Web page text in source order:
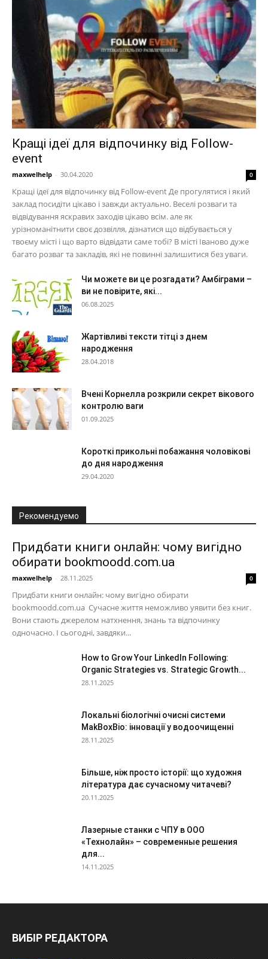
Кращі ідеї для відпочинку від Follow-
event
maxwelhelp - 30.04.2020 0
Кращі ідеї для відпочинку від Follow-event Де прогулятися і який
заклад посидіти цікаво і завжди актуально. Веселі розваги та
відвідування яскравих заходів цікаво всім. але як
урізноманітнити своє дозвілля, дізнатися що відбувається у
твоєму місті і що варто відвідати саме тобі? В місті Іваново дуже
багато розваг та закладів, які не повинні залишитися без уваги.
Чи можете ви це розгадати? Амбіграми –
ви не повірите, які...
06.08.2025
Жартівливі тексти тітці з днем
народження
28.04.2018
Вчені Корнелла розкрили секрет вікового
контролю ваги
01.09.2025
Короткі прикольні побажання чоловікові
до дня народження
29.04.2020
Рекомендуемо
Придбати книги онлайн: чому вигідно
обирати bookmoodd.com.ua
maxwelhelp - 28.11.2025 0
Придбати книги онлайн: чому вигідно обирати
bookmoodd.com.ua Сучасне життя неможливо уявити без книг.
Вони стають джерелом натхнення, знань та відпочинку
одночасно. І сьогодні, завдяки...
How to Grow Your LinkedIn Following:
Organic Strategies vs. Strategic Growth...
28.11.2025
Локальні біологічні очисні системи
MakBoxBio: інновації у водоочищенні
28.11.2025
Більше, ніж просто історії: що художня
література дає сучасному читачеві?
20.11.2025
Лазерные станки с ЧПУ в ООО
«Технолайн» – современные решения
для...
14.11.2025
ВИБІР РЕДАКТОРА